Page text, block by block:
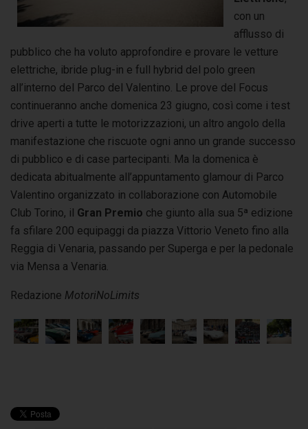
con un
afflusso di
pubblico che ha voluto approfondire e provare le vetture
elettriche, ibride plug-in e full hybrid del polo green
all’interno del Parco del Valentino. Le prove del Focus
continueranno anche domenica 23 giugno, così come i test
drive aperti a tutte le motorizzazioni, un altro angolo della
manifestazione che riscuote ogni anno un grande successo
di pubblico e di case partecipanti. Ma la domenica è
dedicata abitualmente all’appuntamento glamour di Parco
Valentino organizzato in collaborazione con Automobile
Club Torino, il Gran Premio che giunto alla sua 5ª edizione
fa sfilare 200 equipaggi da piazza Vittorio Veneto fino alla
Reggia di Venaria, passando per Superga e per la pedonale
via Mensa a Venaria.
Redazione MotoriNoLimits